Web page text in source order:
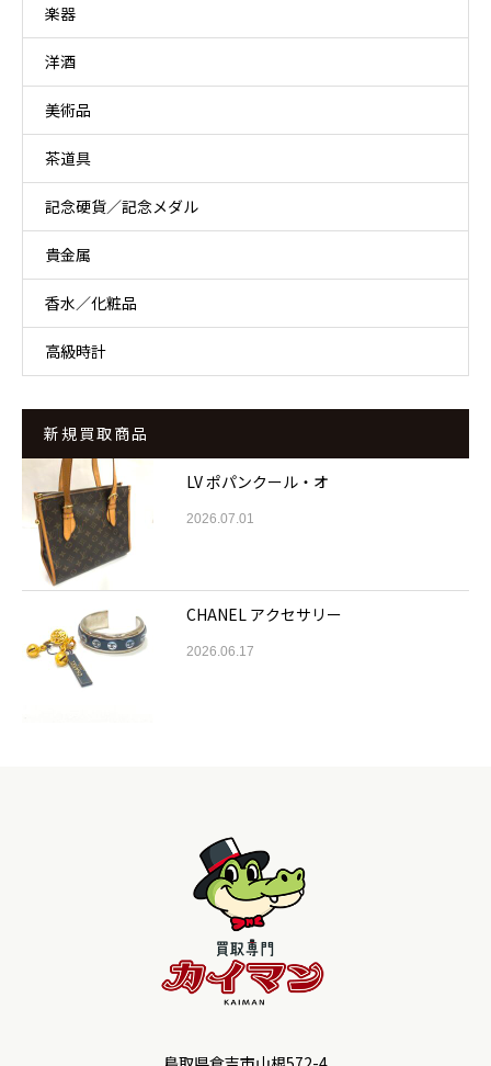
楽器
洋酒
美術品
茶道具
記念硬貨／記念メダル
貴金属
香水／化粧品
高級時計
新規買取商品
LV ポパンクール・オ
2026.07.01
CHANEL アクセサリー
2026.06.17